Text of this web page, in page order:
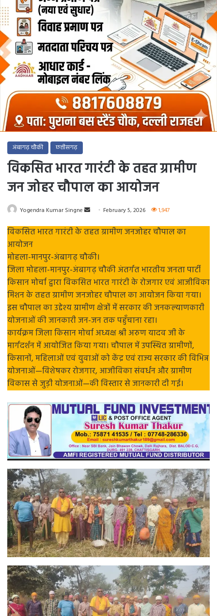
अंबागढ़ चौकी छत्तीसगढ़
विकसित भारत गारंटी के तहत ग्रामीण
जन जोहर चौपाल का आयोजन
Yogendra Kumar Singne
Send
email
February 5, 2026 1,947
विकसित भारत गारंटी के तहत ग्रामीण जनजोहर चौपाल का
आयोजन
मोहला-मानपुर-अंबागढ़ चौकी।
जिला मोहला-मानपुर-अंबागढ़ चौकी अंतर्गत भारतीय जनता पार्टी
किसान मोर्चा द्वारा विकसित भारत गारंटी के रोजगार एवं आजीविका
मिशन के तहत ग्रामीण जनजोहर चौपाल का आयोजन किया गया।
इस चौपाल का उद्देश्य ग्रामीण क्षेत्रों में सरकार की जनकल्याणकारी
योजनाओं की जानकारी जन-जन तक पहुँचाना रहा।
कार्यक्रम जिला किसान मोर्चा अध्यक्ष श्री अरुण यादव जी के
मार्गदर्शन में आयोजित किया गया। चौपाल में उपस्थित ग्रामीणों,
किसानों, महिलाओं एवं युवाओं को केंद्र एवं राज्य सरकार की विभिन्न
योजनाओं—विशेषकर रोजगार, आजीविका संवर्धन और ग्रामीण
विकास से जुड़ी योजनाओं—की विस्तार से जानकारी दी गई।